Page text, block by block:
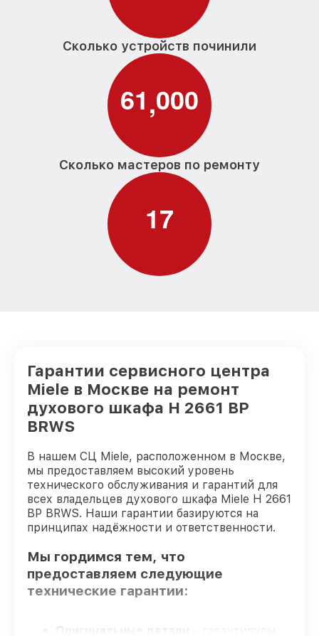
Сколько устройств починили
61,000
Сколько мастеров по ремонту
17
Гарантии сервисного центра
Miele в Москве на ремонт
духового шкафа H 2661 BP
BRWS
В нашем СЦ Miele, расположенном в Москве,
мы предоставляем высокий уровень
технического обслуживания и гарантий для
всех владельцев духового шкафа Miele H 2661
BP BRWS. Наши гарантии базируются на
принципах надёжности и ответственности.
Мы гордимся тем, что
предоставляем следующие
технические гарантии:
Оригинальные детали